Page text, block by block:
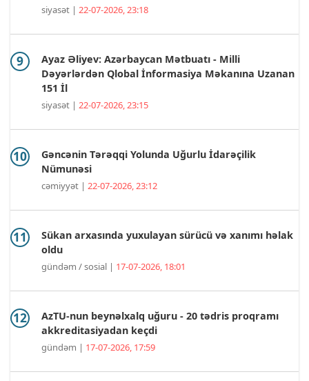
siyasət | 22-07-2026, 23:18
Ayaz Əliyev: Azərbaycan Mətbuatı - Milli
Dəyərlərdən Qlobal İnformasiya Məkanına Uzanan
151 İl
siyasət | 22-07-2026, 23:15
Gəncənin Tərəqqi Yolunda Uğurlu İdarəçilik
Nümunəsi
cəmiyyət | 22-07-2026, 23:12
Sükan arxasında yuxulayan sürücü və xanımı həlak
oldu
gündəm / sosial | 17-07-2026, 18:01
AzTU-nun beynəlxalq uğuru - 20 tədris proqramı
akkreditasiyadan keçdi
gündəm | 17-07-2026, 17:59